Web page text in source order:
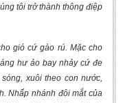
tôi trở thành thông điệp
gió cứ gào rú. Mặc cho
hư ảo bay nhảy cứ đe
xuôi theo con nước,
Nhấp nhánh đôi mắt của